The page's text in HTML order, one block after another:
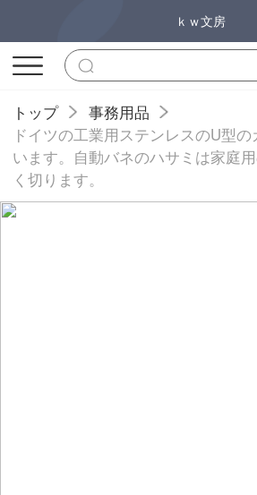
ｋｗ文房
トップ
事務用品
ドイツの工業用ステンレスのU型
います。自動バネのハサミは家庭
く切ります。